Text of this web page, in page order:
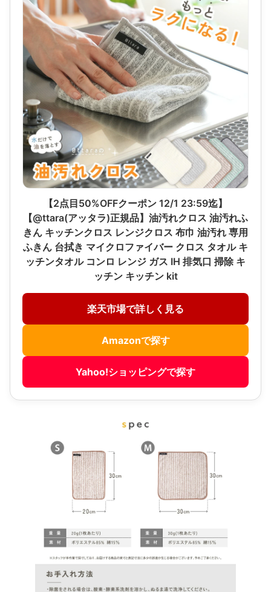
【2点目50%OFFクーポン 12/1 23:59迄】
【@ttara(アッタラ)正規品】油汚れクロス 油汚れふ
きん キッチンクロス レンジクロス 布巾 油汚れ 専用
ふきん 台拭き マイクロファイバー クロス タオル キ
ッチンタオル コンロ レンジ ガス IH 排気口 掃除 キ
ッチン キッチン kit
楽天市場で詳しく見る
Amazonで探す
Yahoo!ショッピングで探す